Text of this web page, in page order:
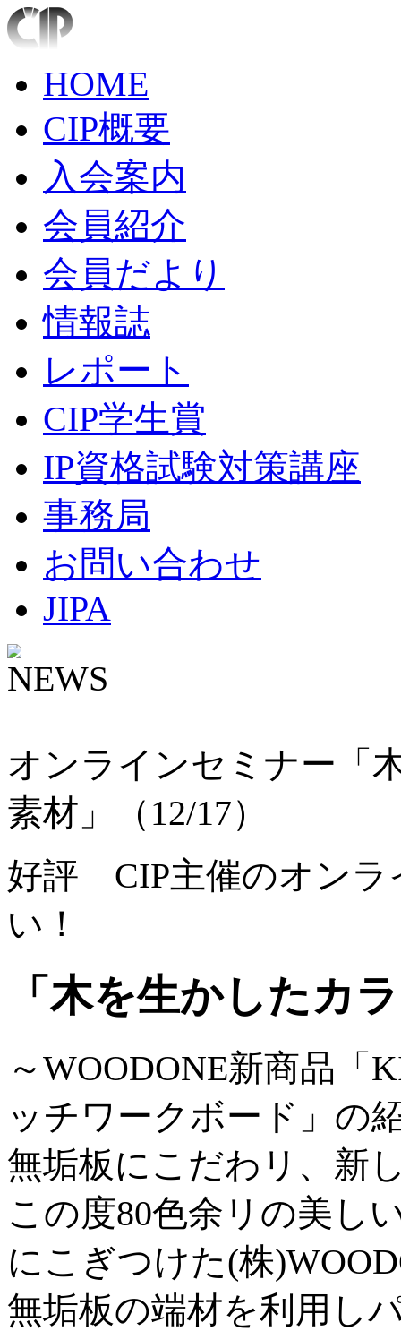
HOME
CIP概要
入会案内
会員紹介
会員だより
情報誌
レポート
CIP学生賞
IP資格試験対策講座
事務局
お問い合わせ
JIPA
NEWS
オンラインセミナー「
素材」（12/17）
好評 CIP主催のオンラ
い！
「木を生かしたカ
～WOODONE新商品「
ッチワークボード」の
無垢板にこだわリ、新
この度80色余リの美し
にこぎつけた(株
無垢板の端材を利用し